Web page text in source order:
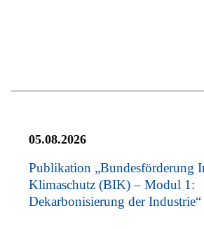
05.08.2026
Publikation „Bundesförderung
Klimaschutz (BIK) – Modul 1:
Dekarbonisierung der Industrie“